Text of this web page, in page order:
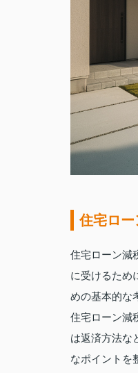
住宅ロ
住宅ローン減
に受けるため
めの基本的な
住宅ローン減
は返済方法な
なポイントを